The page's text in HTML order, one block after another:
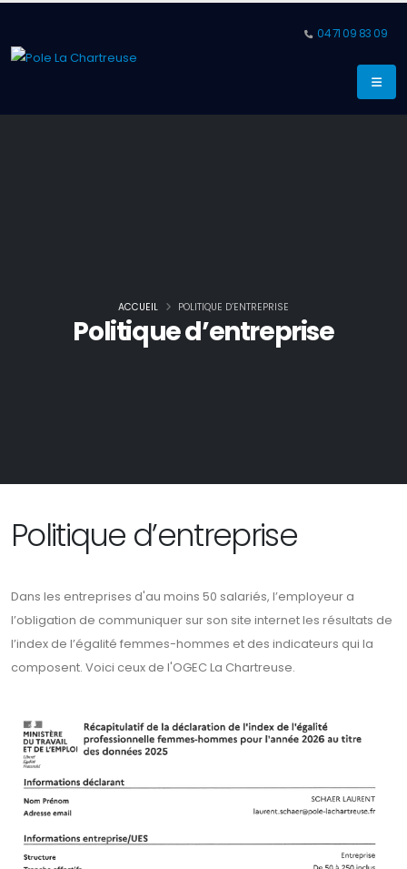
04 71 09 83 09
Politique d’entreprise
ACCUEIL POLITIQUE D’ENTREPRISE
Politique d’entreprise
Dans les entreprises d'au moins 50 salariés, l’employeur a
l’obligation de communiquer sur son site internet les résultats de
l’index de l’égalité femmes-hommes et des indicateurs qui la
composent. Voici ceux de l'OGEC La Chartreuse.